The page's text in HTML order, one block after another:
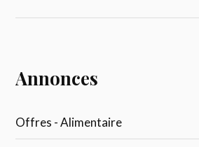
Annonces
Offres - Alimentaire